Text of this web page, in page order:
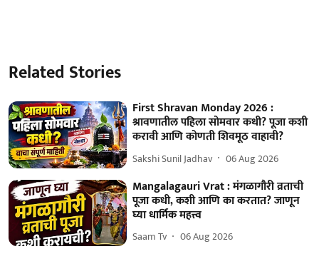
Related Stories
First Shravan Monday 2026 :
श्रावणातील पहिला सोमवार कधी? पूजा कशी
करावी आणि कोणती शिवमूठ वाहावी?
Sakshi Sunil Jadhav 06 Aug 2026
Mangalagauri Vrat : मंगळागौरी व्रताची
पूजा कधी, कशी आणि का करतात? जाणून
घ्या धार्मिक महत्त्व
Saam Tv 06 Aug 2026